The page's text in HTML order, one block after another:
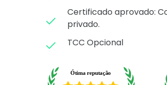
Certificado aprovado: C
privado.
TCC Opcional